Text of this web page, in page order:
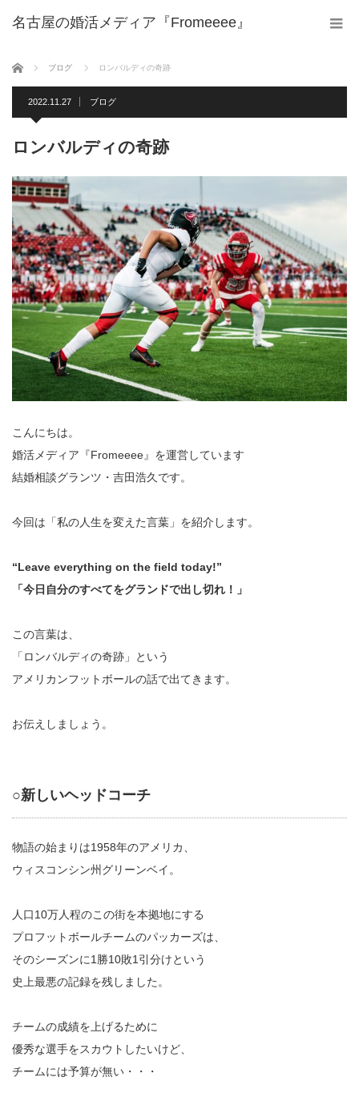
名古屋の婚活メディア『Fromeeee』
ホーム ブログ ロンバルディの奇跡
2022.11.27 ブログ
ロンバルディの奇跡
こんにちは。
婚活メディア『Fromeeee』を運営しています
結婚相談グランツ・吉田浩久です。
今回は「私の人生を変えた言葉」を紹介します。
“Leave everything on the field today!”
「今日自分のすべてをグランドで出し切れ！」
この言葉は、
「ロンバルディの奇跡」という
アメリカンフットボールの話で出てきます。
お伝えしましょう。
○新しいヘッドコーチ
物語の始まりは1958年のアメリカ、
ウィスコンシン州グリーンベイ。
人口10万人程のこの街を本拠地にする
プロフットボールチームのパッカーズは、
そのシーズンに1勝10敗1引分けという
史上最悪の記録を残しました。
チームの成績を上げるために
優秀な選手をスカウトしたいけど、
チームには予算が無い・・・